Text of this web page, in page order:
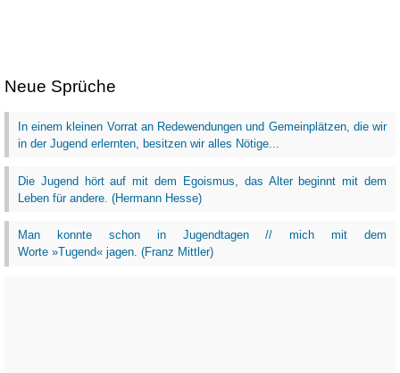
Neue Sprüche
In einem kleinen Vorrat an Redewendungen und Gemeinplätzen, die wir
in der Jugend erlernten, besitzen wir alles Nötige...
Die Jugend hört auf mit dem Egoismus, das Alter beginnt mit dem
Leben für andere. (Hermann Hesse)
Man konnte schon in Jugendtagen // mich mit dem
Worte »Tugend« jagen. (Franz Mittler)